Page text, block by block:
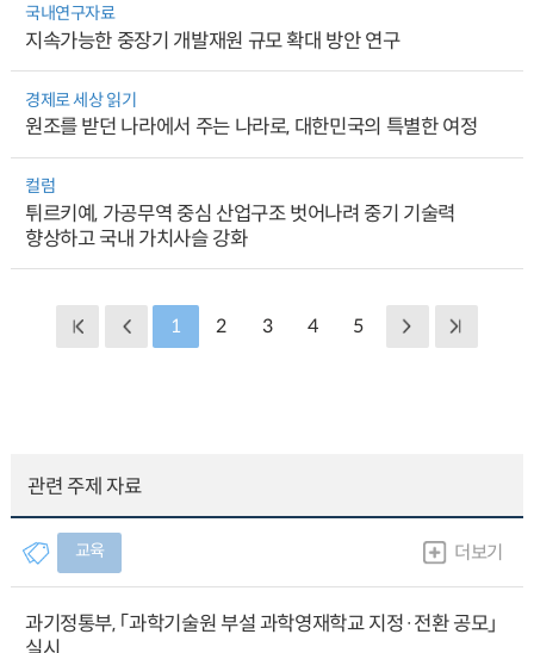
국내연구자료
지속가능한 중장기 개발재원 규모 확대 방안 연구
경제로 세상 읽기
원조를 받던 나라에서 주는 나라로, 대한민국의 특별한 여정
컬럼
튀르키예, 가공무역 중심 산업구조 벗어나려 중기 기술력
향상하고 국내 가치사슬 강화
1 2 3 4 5
관련 주제 자료
교육 더보기
과기정통부, 「과학기술원 부설 과학영재학교 지정·전환 공모」